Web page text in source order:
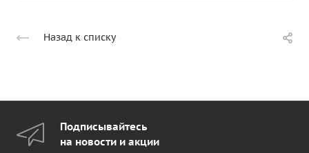
Назад к списку
Подписывайтесь
на новости и акции